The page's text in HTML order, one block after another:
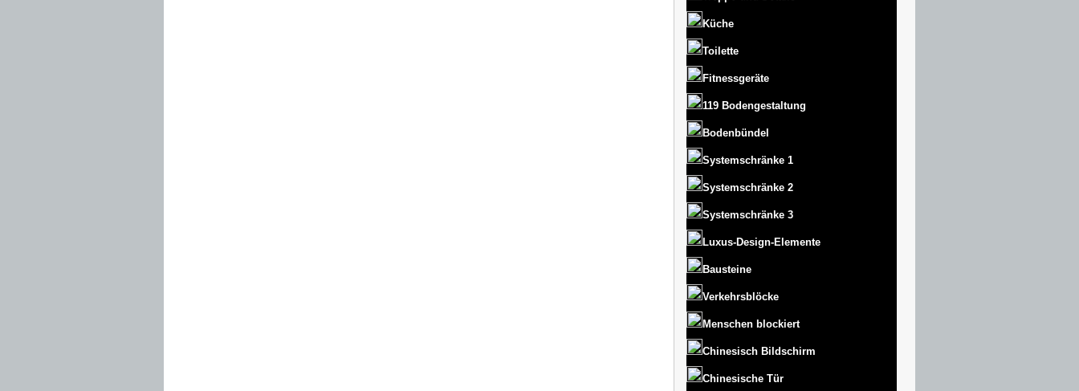
Küche
Toilette
Fitnessgeräte
119 Bodengestaltung
Bodenbündel
Systemschränke 1
Systemschränke 2
Systemschränke 3
Luxus-Design-Elemente
Bausteine
Verkehrsblöcke
Menschen blockiert
Chinesisch Bildschirm
Chinesische Tür